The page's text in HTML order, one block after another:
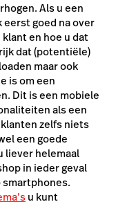
Als u een
eerst goed na over
en hoe u dat
dat (potentiële)
maar ook
is om een
Dit is een mobiele
als een
zelfs niets
een goede
liever helemaal
in ieder geval
u kunt